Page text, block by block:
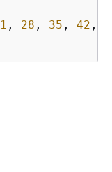
, 28 , 35 , 42 ,